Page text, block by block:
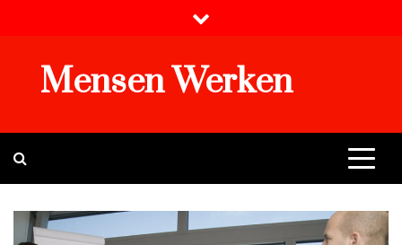
Mensen Werken